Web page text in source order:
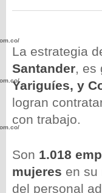
La estrategia
Santander, es
Yariguíes, y
logran
con trabajo.
Son 1.018
mujeres en su
del personal
wp-
wp-
wp-